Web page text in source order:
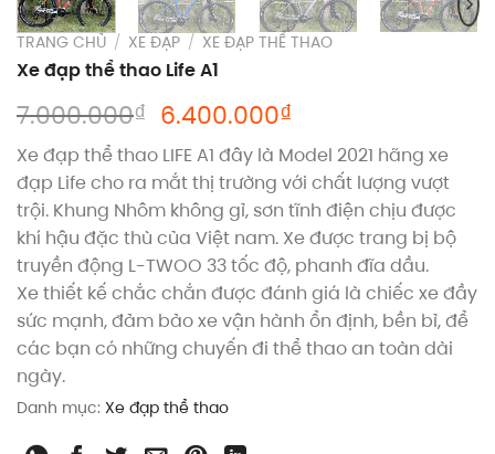
TRANG CHỦ / XE ĐẠP / XE ĐẠP THỂ THAO
Xe đạp thể thao Life A1
7.000.000₫ Giá
gốc
là:
7.000.000₫.
6.400.000₫
hiện
tại
là:
6.400.000₫.
Xe đạp thể thao LIFE A1 đây là Model 2021 hãng xe
đạp Life cho ra mắt thị trường với chất lượng vượt
trội. Khung Nhôm không gỉ, sơn tĩnh điện chịu được
khí hậu đặc thù của Việt nam. Xe được trang bị bộ
truyền động L-TWOO 33 tốc độ, phanh đĩa dầu.
Xe thiết kế chắc chắn được đánh giá là chiếc xe đầy
sức mạnh, đảm bảo xe vận hành ổn định, bền bỉ, để
các bạn có những chuyến đi thể thao an toàn dài
ngày.
Danh mục: Xe đạp thể thao